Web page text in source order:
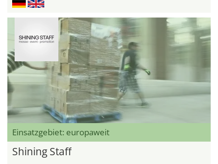
Einsatzgebiet: europaweit
Shining Staff